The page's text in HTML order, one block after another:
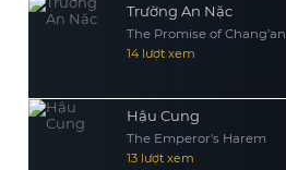
Trường An Nặc
The Promise of Chang’an
14 lượt xem
Hậu Cung
The Emperor's Harem
13 lượt xem